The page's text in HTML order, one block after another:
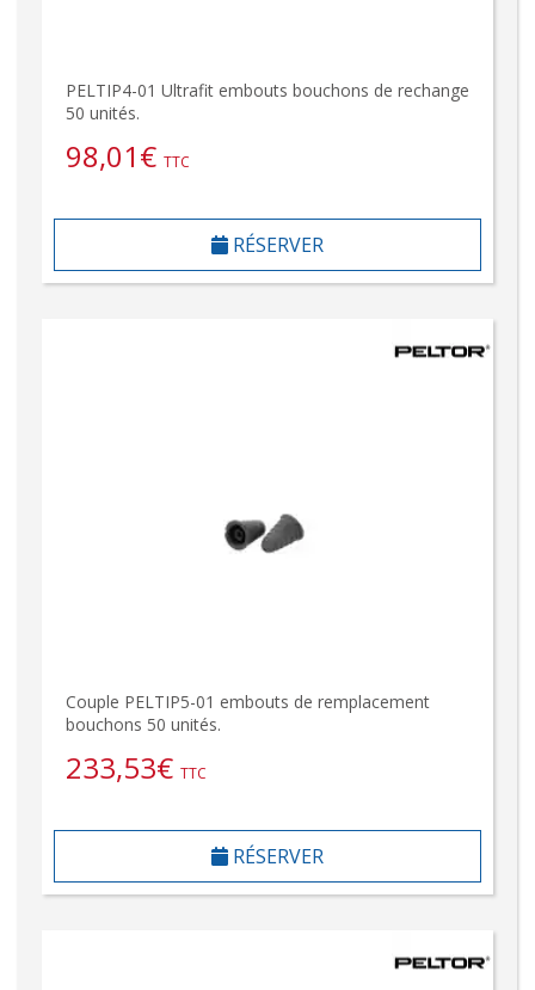
PELTIP4-01 Ultrafit embouts bouchons de rechange
50 unités.
98,01€ TTC
RÉSERVER
Couple PELTIP5-01 embouts de remplacement
bouchons 50 unités.
233,53€ TTC
RÉSERVER